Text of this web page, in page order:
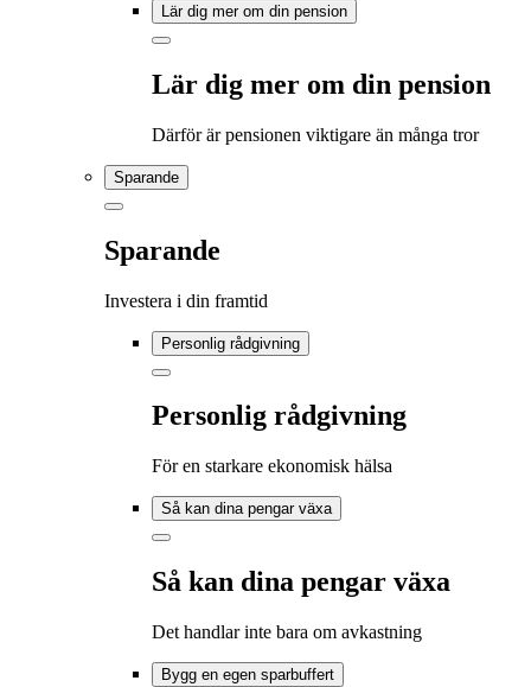
Lär dig mer om din pension
Lär dig mer om din pension
Därför är pensionen viktigare än många tror
Sparande
Sparande
Investera i din framtid
Personlig rådgivning
Personlig rådgivning
För en starkare ekonomisk hälsa
Så kan dina pengar växa
Så kan dina pengar växa
Det handlar inte bara om avkastning
Bygg en egen sparbuffert